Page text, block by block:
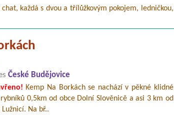
každá s dvou a třílůžkovým pokojem, ledničkou,
České Budějovice
Kemp Na Borkách se nachází v pěkné klidné
0,5km od obce Dolní Slověnicě a asi 3 km od
Na bř..